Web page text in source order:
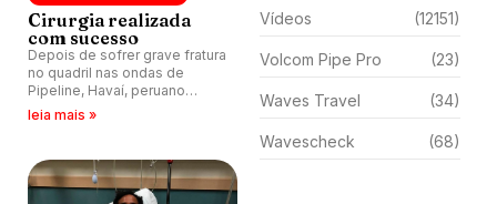
Cirurgia realizada
com sucesso
Depois de sofrer grave fratura
no quadril nas ondas de
Pipeline, Havaí, peruano
Joaquin del Castillo realiza
leia mais »
Vídeos (12151)
Volcom Pipe Pro (23)
Waves Travel (34)
Wavescheck (68)